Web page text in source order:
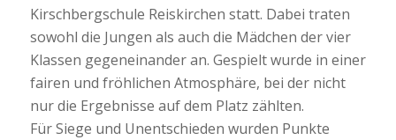
Kirschbergschule Reiskirchen statt. Dabei traten
sowohl die Jungen als auch die Mädchen der vier
Klassen gegeneinander an. Gespielt wurde in einer
fairen und fröhlichen Atmosphäre, bei der nicht
nur die Ergebnisse auf dem Platz zählten.
Für Siege und Unentschieden wurden Punkte